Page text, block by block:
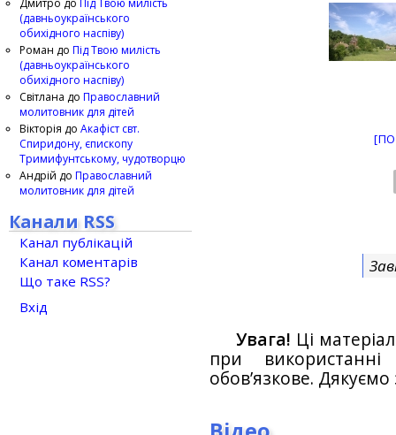
Увага! Ці
при
обов’язкове.
(давньоукраїнського
обихідного наспіву)
Роман до Під Твою милість
(давньоукраїнського
обихідного наспіву)
Світлана до Православний
молитовник для дітей
Вікторія до Акафіст свт.
Спиридону, єпископу
Тримифунтському, чудотворцю
Андрій до Православний
молитовник для дітей
Канали RSS
Канал публікацій
Канал коментарів
Що таке RSS?
Вхід